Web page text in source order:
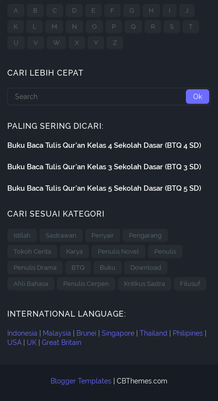
A B C D E F G H I J
K L M N O P Q R S T
U V W X Y Z
CARI LEBIH CEPAT
PALING SERING DICARI:
Buku Baca Tulis Qur'an Kelas 4 Sekolah Dasar (BTQ 4 SD)
Buku Baca Tulis Qur'an Kelas 3 Sekolah Dasar (BTQ 3 SD)
Buku Baca Tulis Qur'an Kelas 5 Sekolah Dasar (BTQ 5 SD)
CARI SESUAI KATEGORI
Istilah Sastrawan Penyair Pengarang
Tokoh Cerita Karya Penulis Novel Penulis
Penulis Drama BTQ Buku Download
Ahli Bahasa Penulis Cerpen Kritikus Sastra Filusuf
INTERNATIONAL LANGUAGE:
Indonesia Malaysia Brunei Singapore Thailand Philipines
USA
UK Great Britain
Blogger Templates CBThemes.com